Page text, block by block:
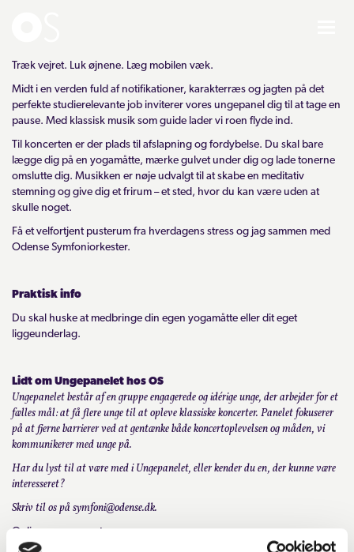
KONCERTER
MIXPAKKER
BØRN & UNGE
KONTAKT
Træk vejret. Luk øjnene. Læg mobilen væk.
Midt i en verden fuld af notifikationer, karakterræs og jagten på det
perfekte studierelevante job inviterer vores ungepanel dig til at tage en
pause. Med klassisk musik som guide lader vi roen flyde ind.
Til koncerten er der plads til afslapning og fordybelse. Du skal bare
lægge dig på en yogamåtte, mærke gulvet under dig og lade tonerne
omslutte dig. Musikken er nøje udvalgt til at skabe en meditativ
stemning og give dig et frirum – et sted, hvor du kan være uden at
skulle noget.
Få et velfortjent pusterum fra hverdagens stress og jag sammen med
Odense Symfoniorkester.
Praktisk info
Du skal huske at medbringe din egen yogamåtte eller dit eget
liggeunderlag.
Lidt om Ungepanelet hos OS
Ungepanelet består af en gruppe engagerede og idérige unge, der arbejder for et
fælles mål: at få flere unge til at opleve klassiske koncerter. Panelet fokuserer
på at fjerne barrierer ved at gentænke både koncertoplevelsen og måden, vi
kommunikerer med unge på.
Har du lyst til at være med i Ungepanelet, eller kender du en, der kunne være
interesseret?
Skriv til os på symfoni@odense.dk.
Online programnote